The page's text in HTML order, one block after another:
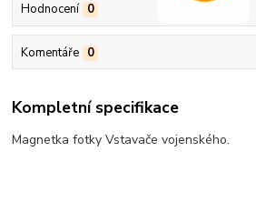
Hodnocení 0
Komentáře 0
Kompletní specifikace
Magnetka fotky Vstavače vojenského.